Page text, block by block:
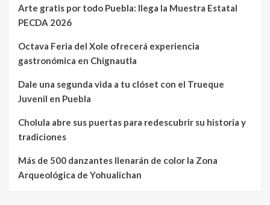
Arte gratis por todo Puebla: llega la Muestra Estatal
PECDA 2026
Octava Feria del Xole ofrecerá experiencia
gastronómica en Chignautla
Dale una segunda vida a tu clóset con el Trueque
Juvenil en Puebla
Cholula abre sus puertas para redescubrir su historia y
tradiciones
Más de 500 danzantes llenarán de color la Zona
Arqueológica de Yohualichan